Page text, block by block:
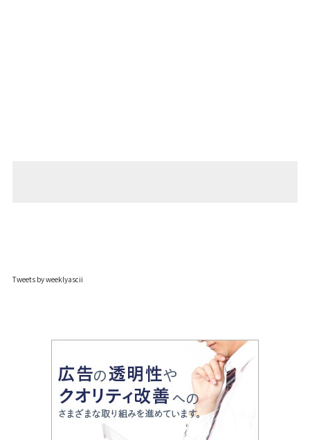
Tweets by weeklyascii